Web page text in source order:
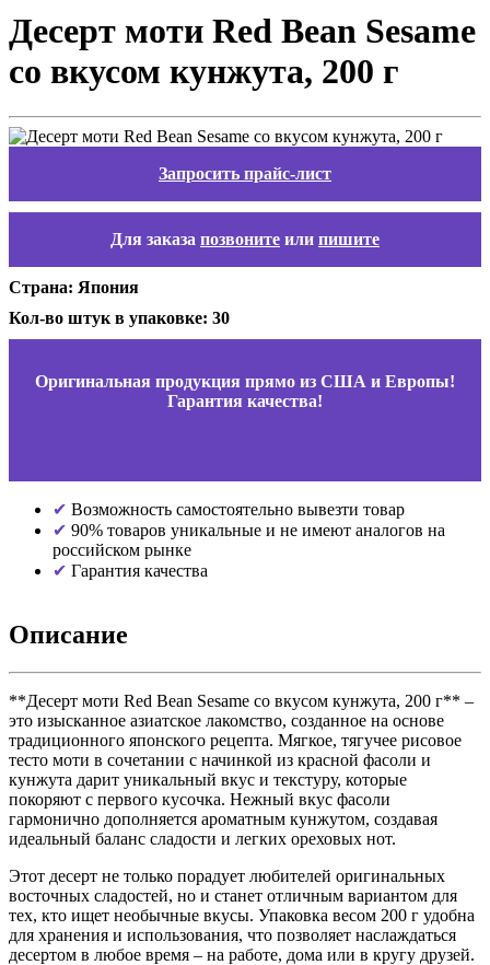
Десерт моти Red Bean Sesame
со вкусом кунжута, 200 г
Запросить прайс-лист
Для заказа позвоните или пишите
Страна: Япония
Кол-во штук в упаковке: 30
Оригинальная продукция прямо из США и Европы!
Гарантия качества!
Возможность самостоятельно вывезти товар
90% товаров уникальные и не имеют аналогов на
российском рынке
Гарантия качества
Описание
**Десерт моти Red Bean Sesame со вкусом кунжута, 200 г** –
это изысканное азиатское лакомство, созданное на основе
традиционного японского рецепта. Мягкое, тягучее рисовое
тесто моти в сочетании с начинкой из красной фасоли и
кунжута дарит уникальный вкус и текстуру, которые
покоряют с первого кусочка. Нежный вкус фасоли
гармонично дополняется ароматным кунжутом, создавая
идеальный баланс сладости и легких ореховых нот.
Этот десерт не только порадует любителей оригинальных
восточных сладостей, но и станет отличным вариантом для
тех, кто ищет необычные вкусы. Упаковка весом 200 г удобна
для хранения и использования, что позволяет наслаждаться
десертом в любое время – на работе, дома или в кругу друзей.